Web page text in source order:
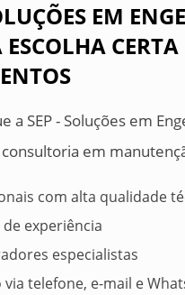
EM
ESCOLHA
a SEP - Soluções em
em
com alta qualidade
de experiência
especialistas
via telefone, e-mail e